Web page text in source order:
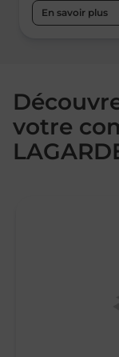
En savoir plus
votre